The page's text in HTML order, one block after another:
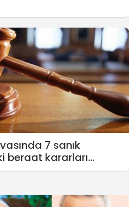
7 sanık
beraat kararları